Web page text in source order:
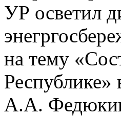
УР осветил
на тему
Республике»
А.А.